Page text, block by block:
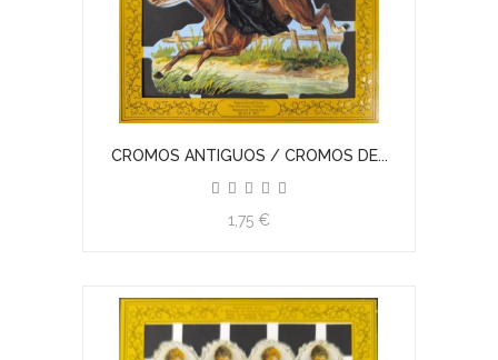
CROMOS ANTIGUOS / CROMOS DE...
1,75 €